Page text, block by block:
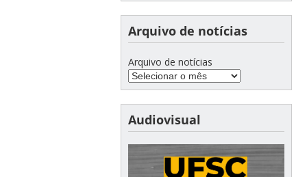
Arquivo de notícias
Arquivo de notícias
Audiovisual